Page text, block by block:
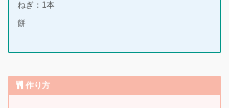
ねぎ：1本
餅
作り方